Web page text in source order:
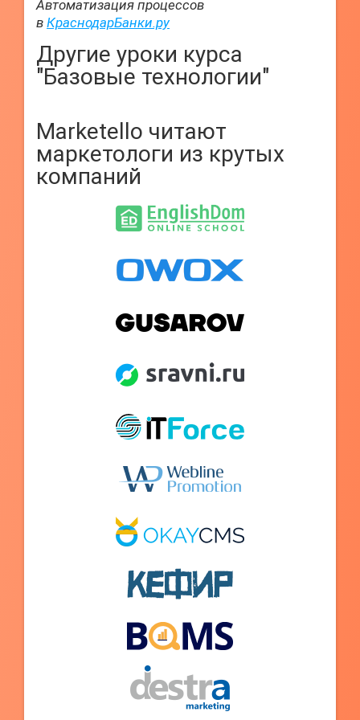
Автоматизация процессов
в КраснодарБанки.ру
Другие уроки курса
"Базовые технологии"
Marketello читают
маркетологи из крутых
компаний